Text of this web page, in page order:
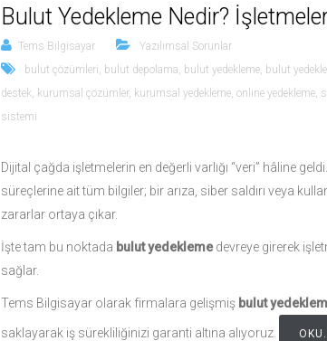
Bulut Yedekleme Nedir?
Tems Bilgisayar
Yazılımsal Sorunlar
bulut çözümleri, bulut depolama, bulut yedekleme, bulut
destek, kurumsal çözümler, kurumsal yedekleme, online yedekleme,
sistemi
Dijital çağda işletmelerin en değerli varlığı “veri” hâline
süreçlerine ait tüm bilgiler; bir arıza, siber saldırı veya
zararlar ortaya çıkar.
İşte tam bu noktada bulut yedeklemedevreye girerek
sağlar.
Tems Bilgisayar olarak firmalara gelişmiş bulut
saklayarak iş sürekliliğinizi garanti altına alıyoruz.